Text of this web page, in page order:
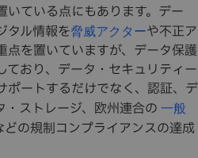
いている点にもあります。デー
タル情報を脅威アクターや不正ア
点を置いていますが、データ保護
ており、データ・セキュリティー
ポートするだけでなく、認証、デ
ストレージ、欧州連合の 一般
どの規制コンプライアンスの達成